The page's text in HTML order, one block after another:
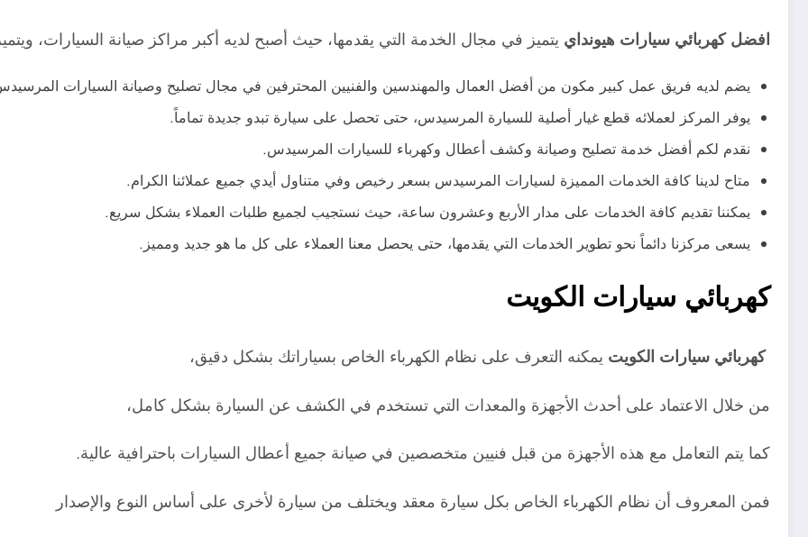
افضل كهربائي سيارات هيونداي يتميز في مجال الخدمة التي يقدمها، حيث أصبح لديه أكبر مراكز صيانة السيارات،
يضم لديه فريق عمل كبير مكون من أفضل العمال والمهندسين والفنيين المحترفين في مجال تصليح وصيانة السيارات
يوفر المركز لعملائه قطع غيار أصلية للسيارة المرسيدس، حتى تحصل على سيارة تبدو جديدة تماماً.
نقدم لكم أفضل خدمة تصليح وصيانة وكشف أعطال وكهرباء للسيارات المرسيدس.
متاح لدينا كافة الخدمات المميزة لسيارات المرسيدس بسعر رخيص وفي متناول أيدي جميع عملائنا الكرام.
يمكننا تقديم كافة الخدمات على مدار الأربع وعشرون ساعة، حيث نستجيب لجميع طلبات العملاء بشكل سريع.
يسعى مركزنا دائماً نحو تطوير الخدمات التي يقدمها، حتى يحصل معنا العملاء على كل ما هو جديد ومميز.
كهربائي سيارات الكويت
كهربائي سيارات الكويت يمكنه التعرف على نظام الكهرباء الخاص بسياراتك بشكل دقيق،
من خلال الاعتماد على أحدث الأجهزة والمعدات التي تستخدم في الكشف عن السيارة بشكل كامل،
كما يتم التعامل مع هذه الأجهزة من قبل فنيين متخصصين في صيانة جميع أعطال السيارات باحترافية عالية.
فمن المعروف أن نظام الكهرباء الخاص بكل سيارة معقد ويختلف من سيارة لأخرى على أساس النوع والإصدار